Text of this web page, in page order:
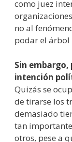
como juez
no al
podar el árbol
Sin embargo,
intención
Quizás se
de tirarse los
demasiado
tan
otros, pese a